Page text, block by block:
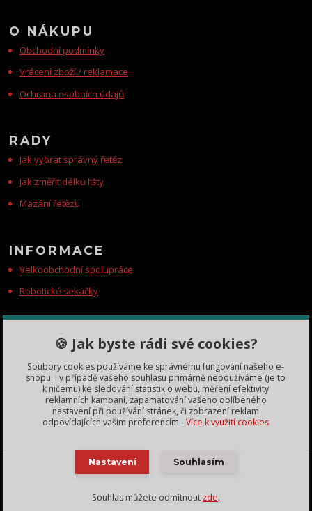
O NÁKUPU
Obchodní podmínky
Vrácení zboží / reklamace
Ochrana osobních údajů
RADY
Jak vybrat správný řetěz
Jak změřit délku lišty
Mazání řetězu
INFORMACE
Velkoobchodní spolupráce
Robotické sekačky
KONTAKTY
Zákaznická podpora
+420 735 060 350
(Po-Čt, 8-11, 13-15 hod.)
dobryden@baribalobchod.cz
Baribal výhradní dovozce Česká Republika, Slovensko a další | 2018 - 2025 | obrázky vlastní
Lukáš Zbíral - použití bez svolení zakázáno, nekopírujte texty bez našeho svolení. Změna cen
🍪 Jak byste rádi své cookies?
Soubory cookies používáme ke správnému fungování našeho e-
shopu. I v případě vašeho souhlasu primárně nepoužíváme (je to
k ničemu) ke sledování statistik o webu, měření efektivity
reklamních kampaní, zapamatování vašeho oblíbeného
nastavení při používání stránek, či zobrazení reklam
odpovídajících vašim preferencím -Více k využití cookies
Nastavení Souhlasím
Souhlas můžete odmítnout zde.